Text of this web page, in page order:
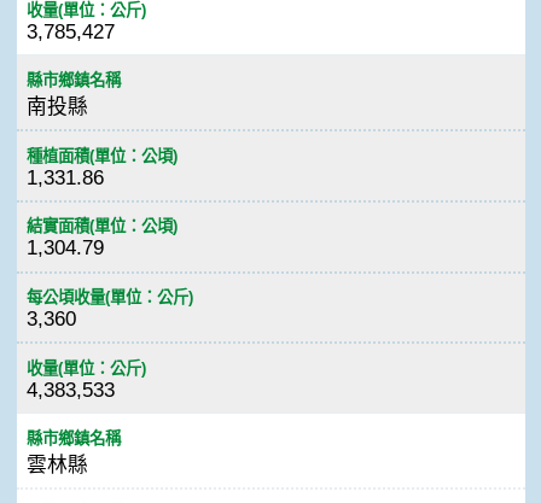
收量(單位：公斤)
3,785,427
縣市鄉鎮名稱
南投縣
種植面積(單位：公頃)
1,331.86
結實面積(單位：公頃)
1,304.79
每公頃收量(單位：公斤)
3,360
收量(單位：公斤)
4,383,533
縣市鄉鎮名稱
雲林縣